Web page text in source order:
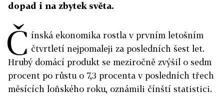
dopad i na zbytek světa.
Č ínská ekonomika rostla v prvním letošním
čtvrtletí nejpomaleji za posledních šest let.
Hrubý domácí produkt se meziročně zvýšil o sedm
procent po růstu o 7,3 procenta v posledních třech
měsících loňského roku, oznámili čínští statistici.